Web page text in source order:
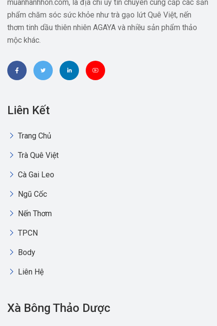
muanhanhhon.com, là địa chỉ uy tín chuyên cung cấp các sản
phẩm chăm sóc sức khỏe như trà gạo lứt Quê Việt, nến
thơm tinh dầu thiên nhiên AGAYA và nhiều sản phẩm thảo
mộc khác.
Liên Kết
Trang Chủ
Trà Quê Việt
Cà Gai Leo
Ngũ Cốc
Nến Thơm
TPCN
Body
Liên Hệ
Xà Bông Thảo Dược